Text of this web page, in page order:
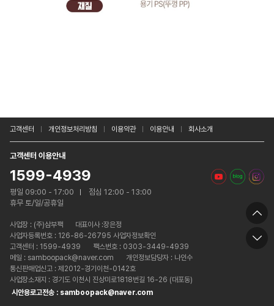
고객센터 개인정보처리방침 이용약관 이용안내 회사소개
고객센터 이용안내
1599-4939
평일 09:00 - 17:00
점심 12:00 - 13:00
휴무 토/일/공휴일
사업장 : (주)삼부팩
대표이사 :장은정
사업자등록번호 : 126-86-26795 사업자정보확인
고객센터 : 1599-4939
팩스번호 : 0303-3449-4939
메일 : samboopack@naver.com
개인정보담당자 : 나인수
통신판매업신고 : 제2012-경기이천-0142호
사업장소재지 : 경기도 이천시 진상미로1818번길 16-26 (대포동)
시안용로고전송 : samboopack@naver.com